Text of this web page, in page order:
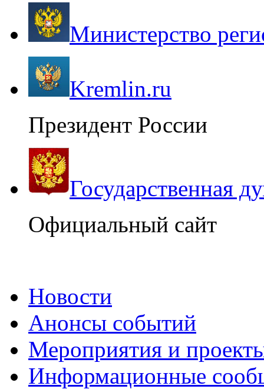
Министерство
Kremlin.ru
Президент России
Государственная
Официальный сайт
Новости
Анонсы событий
Мероприятия и
Информационные